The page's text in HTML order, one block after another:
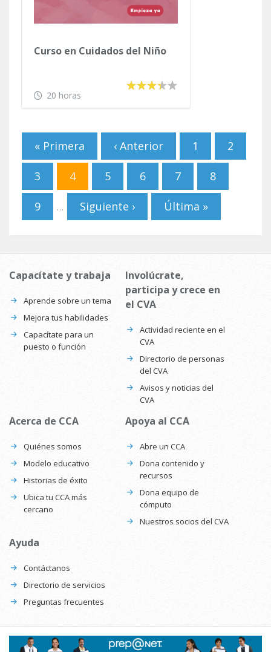
Curso en Cuidados del Niño
20 horas
Páginas
« Primera ‹ Anterior 1 2
3 4 5 6 7 8
9 … Siguiente › Última »
Capacítate y trabaja
Aprende sobre un tema
Mejora tus habilidades
Capacítate para un
puesto o función
Involúcrate,
participa y crece en
el CVA
Actividad reciente en el
CVA
Directorio de personas
del CVA
Avisos y noticias del
CVA
Acerca de CCA
Quiénes somos
Modelo educativo
Historias de éxito
Ubica tu CCA más
cercano
Apoya al CCA
Abre un CCA
Dona contenido y
recursos
Dona equipo de
cómputo
Nuestros socios del CVA
Ayuda
Contáctanos
Directorio de servicios
Preguntas frecuentes